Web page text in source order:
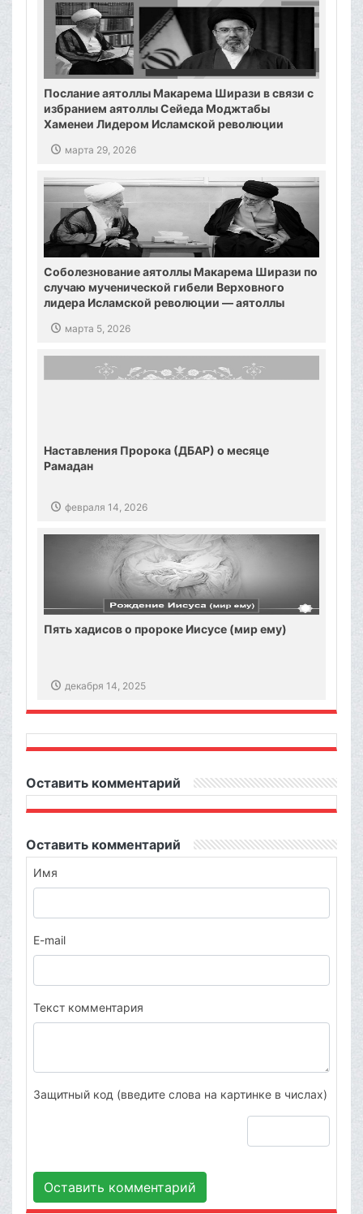
Послание аятоллы Макарема Ширази в связи с
избранием аятоллы Сейеда Моджтабы
Хаменеи Лидером Исламской революции
марта 29, 2026
Соболезнование аятоллы Макарема Ширази по
случаю мученической гибели Верховного
лидера Исламской революции — аятоллы
марта 5, 2026
Наставления Пророка (ДБАР) о месяце
Рамадан
февраля 14, 2026
Пять хадисов о пророке Иисусе (мир ему)
декабря 14, 2025
Оставить комментарий
Оставить комментарий
Имя
E-mail
Текст комментария
Защитный код (введите слова на картинке в числах)
Оставить комментарий